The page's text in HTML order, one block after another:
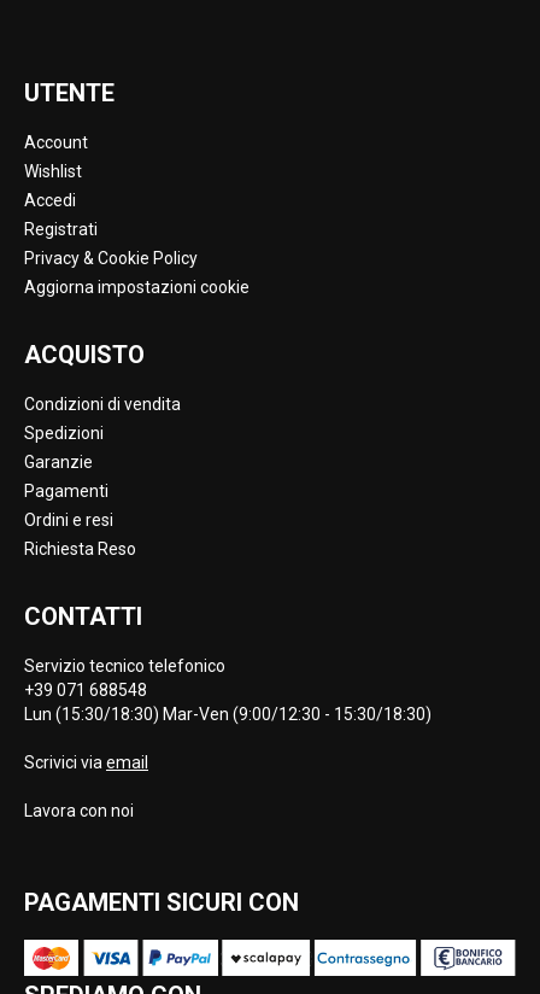
UTENTE
Account
Wishlist
Accedi
Registrati
Privacy & Cookie Policy
Aggiorna impostazioni cookie
ACQUISTO
Condizioni di vendita
Spedizioni
Garanzie
Pagamenti
Ordini e resi
Richiesta Reso
CONTATTI
Servizio tecnico telefonico
+39 071 688548
Lun (15:30/18:30) Mar-Ven (9:00/12:30 - 15:30/18:30)
Scrivici via email
Lavora con noi
PAGAMENTI SICURI CON